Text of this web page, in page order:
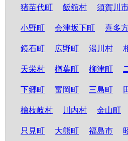
猪苗代町 飯舘村 須賀川
小野町 会津坂下町 喜多
鏡石町 広野町 湯川村
天栄村 楢葉町 柳津町
下郷町 富岡町 三島町
檜枝岐村 川内村 金山町
只見町 大熊町 福島市